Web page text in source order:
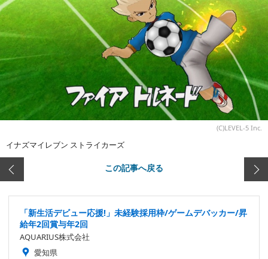
(C)LEVEL-5 Inc.
イナズマイレブン ストライカーズ
この記事へ戻る
「新生活デビュー応援!」未経験採用枠/ゲームデバッカー/昇
給年2回賞与年2回
AQUARIUS株式会社
愛知県